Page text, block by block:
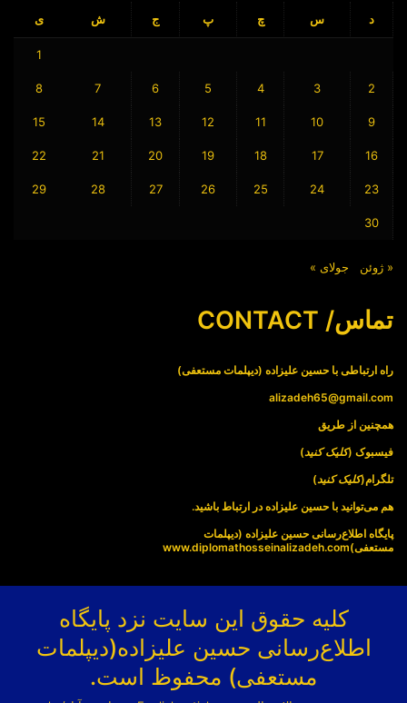
د س چ پ ج ش ی
1
2
3
4
5
6
7
8
9
10
11
12
13
14
15
16
17
18
19
20
21
22
23
24
25
26
27
28
29
30
« ژوئن جولای »
تماس/ CONTACT
راه ارتباطی با حسین علیزاده (دیپلمات مستعفی)
alizadeh65@gmail.com
همچنین از طریق
فیسبوک (کلیک کنید)
تلگرام(کلیک کنید)
هم می‌توانید با حسین علیزاده در ارتباط باشید.
پایگاه اطلاع‌رسانی حسین علیزاده (دیپلمات
مستعفی)www.diplomathosseinalizadeh.com
کلیه حقوق این سایت نزد پایگاه
اطلاع‌رسانی حسین علیزاده(دیپلمات
مستعفی) محفوظ است.